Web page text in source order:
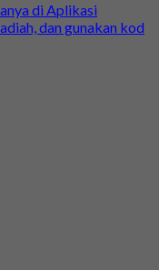
di Aplikasi
dan gunakan kod